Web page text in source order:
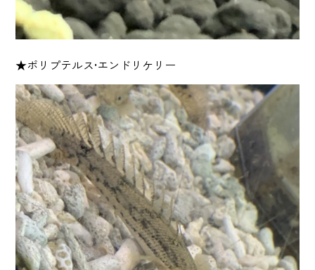
★ポリプテルス•エンドリケリー